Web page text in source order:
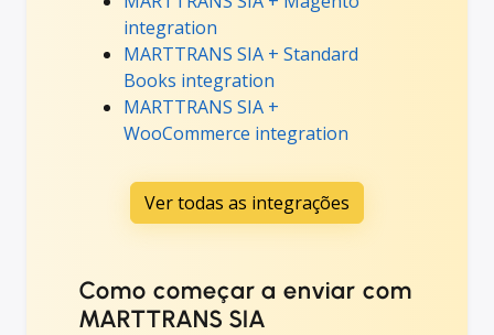
integration
MARTTRANS SIA + Standard
Books integration
MARTTRANS SIA +
WooCommerce integration
Ver todas as integrações
Como começar a enviar com
MARTTRANS SIA